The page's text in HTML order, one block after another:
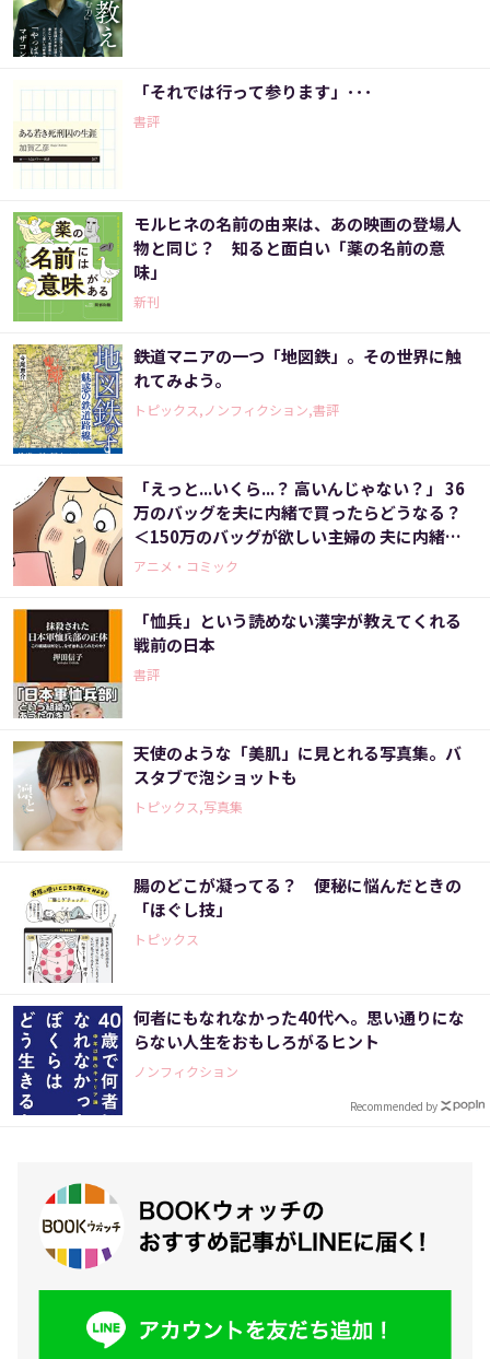
「それでは行って参ります」･･･
書評
モルヒネの名前の由来は、あの映画の登場人
物と同じ？ 知ると面白い「薬の名前の意
味」
新刊
鉄道マニアの一つ「地図鉄」。その世界に触
れてみよう。
トピックス,ノンフィクション,書評
「えっと...いくら...？ 高いんじゃない？」 36
万のバッグを夫に内緒で買ったらどうなる？
＜150万のバッグが欲しい主婦の 夫に内緒の
買い物日記（5）＞
アニメ・コミック
「恤兵」という読めない漢字が教えてくれる
戦前の日本
書評
天使のような「美肌」に見とれる写真集。バ
スタブで泡ショットも
トピックス,写真集
腸のどこが凝ってる？ 便秘に悩んだときの
「ほぐし技」
トピックス
何者にもなれなかった40代へ。思い通りにな
らない人生をおもしろがるヒント
ノンフィクション
Recommended by